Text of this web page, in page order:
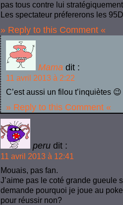
pas tous contre lui
Les spectateur préfererons les
» Reply to this Comment «
Mama dit :
11 avril 2013 à 2:22
C’est aussi un filou t’inquiètes
» Reply to this Comment «
peru dit :
11 avril 2013 à 12:41
Mouais, pas fan.
J’aime pas le coté grande
demande pourquoi je joue au
pour réussir non?